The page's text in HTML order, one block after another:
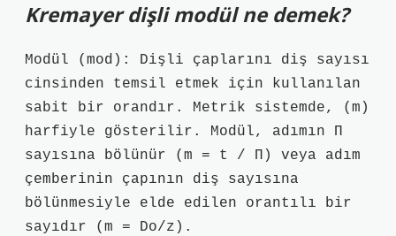
Kremayer dişli modül ne demek?
Modül (mod): Dişli çaplarını diş sayısı
cinsinden temsil etmek için kullanılan
sabit bir orandır. Metrik sistemde, (m)
harfiyle gösterilir. Modül, adımın Π
sayısına bölünür (m = t / Π) veya adım
çemberinin çapının diş sayısına
bölünmesiyle elde edilen orantılı bir
sayıdır (m = Do/z).